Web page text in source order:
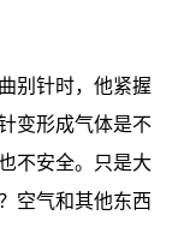
别针时，他紧握
变形成气体是不
不安全。只是大
空气和其他东西